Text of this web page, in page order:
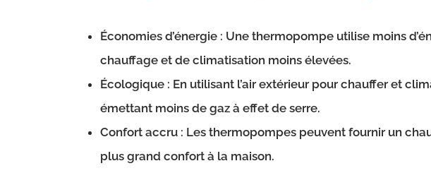
Économies d’énergie : Une thermopompe utilise moins
chauffage et de climatisation moins élevées.
Écologique : En utilisant l’air extérieur pour chauffer et
émettant moins de gaz à effet de serre.
Confort accru : Les thermopompes peuvent fournir un
plus grand confort à la maison.